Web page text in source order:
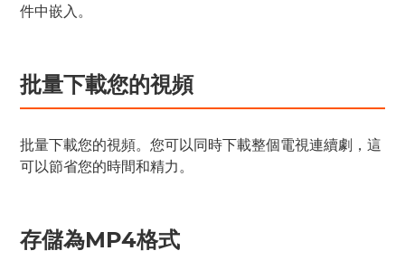
件中嵌入。
批量下載您的視頻
批量下載您的視頻。您可以同時下載整個電視連續劇，這
可以節省您的時間和精力。
存儲為MP4格式